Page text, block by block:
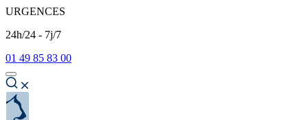
URGENCES
24h/24 - 7j/7
01 49 85 83 00